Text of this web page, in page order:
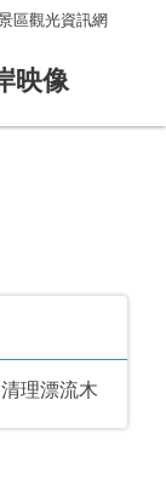
區觀光資訊網
映像
理漂流木